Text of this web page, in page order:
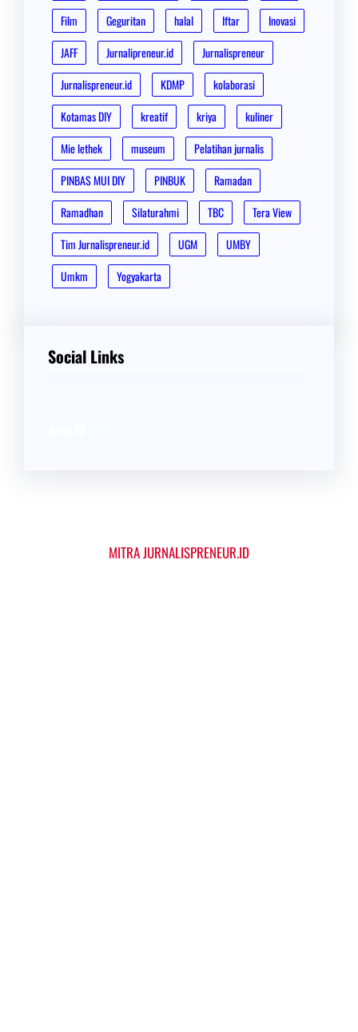
Film
Geguritan halal Iftar
Inovasi
JAFF
Jurnalipreneur.id
Jurnalispreneur
Jurnalispreneur.id
KDMP
kolaborasi
Kotamas DIY
kreatif kriya
kuliner
Mie lethek
museum
Pelatihan jurnalis
PINBAS MUI DIY
PINBUK
Ramadan
Ramadhan
Silaturahmi TBC
Tera View
Tim Jurnalispreneur.id
UGM
UMBY
Umkm
Yogyakarta
Social Links
MITRA JURNALISPRENEUR.ID